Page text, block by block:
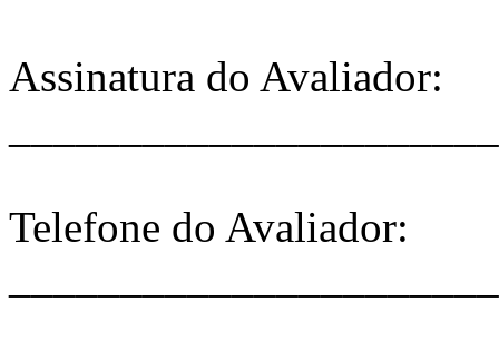
Assinatura do Avaliador:
Telefone do Avaliador: